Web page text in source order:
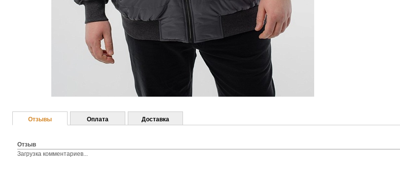
Отзывы
Отзыв
Загрузка комментариев...
Оплата Доставка